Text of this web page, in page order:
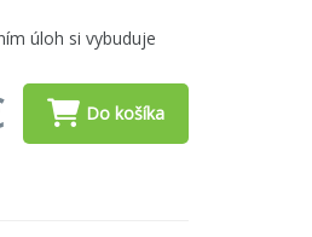
úloh si vybuduje
Do košíka